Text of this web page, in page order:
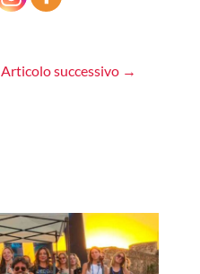
Articolo successivo →